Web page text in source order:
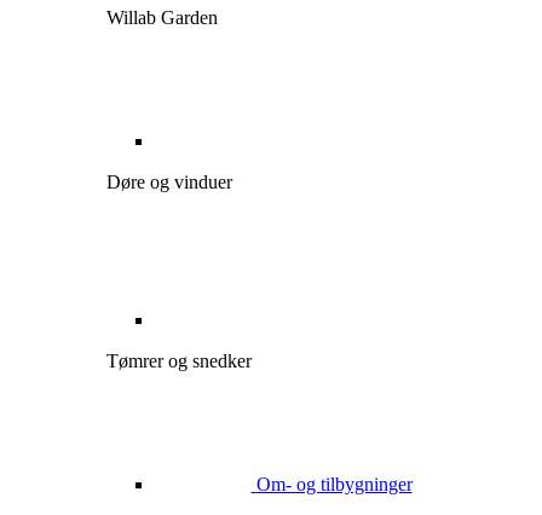
Willab Garden
Døre og vinduer
Tømrer og snedker
Om- og tilbygninger